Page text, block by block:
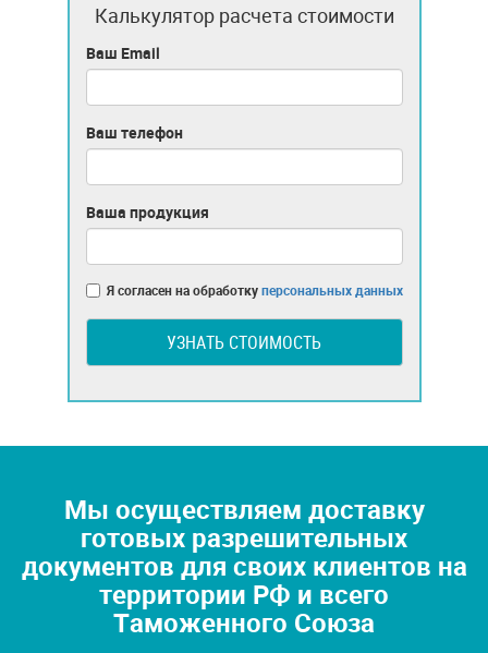
Калькулятор расчета стоимости
Ваш Email
Ваш телефон
Ваша продукция
Я согласен на обработкуперсональных данных
УЗНАТЬ СТОИМОСТЬ
Мы осуществляем доставку
готовых разрешительных
документов для своих клиентов на
территории РФ и всего
Таможенного Союза